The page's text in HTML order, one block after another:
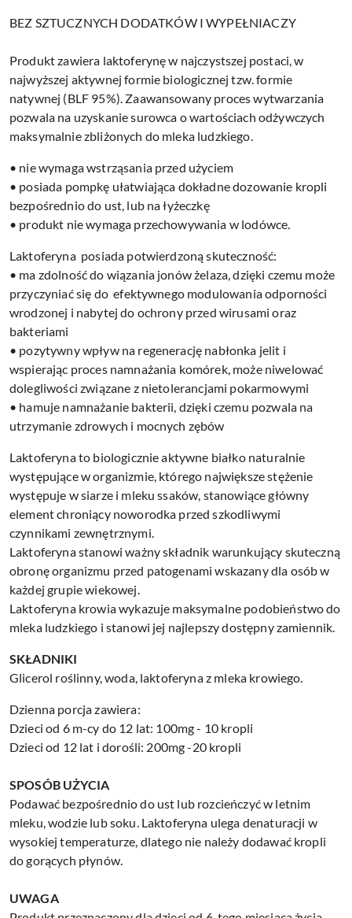
BEZ SZTUCZNYCH DODATKÓW I WYPEŁNIACZY
Produkt zawiera laktoferynę w najczystszej postaci, w
najwyższej aktywnej formie biologicznej tzw. formie
natywnej (BLF 95%). Zaawansowany proces wytwarzania
pozwala na uzyskanie surowca o wartościach odżywczych
maksymalnie zbliżonych do mleka ludzkiego.
• nie wymaga wstrząsania przed użyciem
• posiada pompkę ułatwiająca dokładne dozowanie kropli
bezpośrednio do ust, lub na łyżeczkę
• produkt nie wymaga przechowywania w lodówce.
Laktoferyna posiada potwierdzoną skuteczność:
• ma zdolność do wiązania jonów żelaza, dzięki czemu może
przyczyniać się do efektywnego modulowania odporności
wrodzonej i nabytej do ochrony przed wirusami oraz
bakteriami
• pozytywny wpływ na regenerację nabłonka jelit i
wspierając proces namnażania komórek, może niwelować
dolegliwości związane z nietolerancjami pokarmowymi
• hamuje namnażanie bakterii, dzięki czemu pozwala na
utrzymanie zdrowych i mocnych zębów
Laktoferyna to biologicznie aktywne białko naturalnie
występujące w organizmie, którego największe stężenie
występuje w siarze i mleku ssaków, stanowiące główny
element chroniący noworodka przed szkodliwymi
czynnikami zewnętrznymi.
Laktoferyna stanowi ważny składnik warunkujący skuteczną
obronę organizmu przed patogenami wskazany dla osób w
każdej grupie wiekowej.
Laktoferyna krowia wykazuje maksymalne podobieństwo do
mleka ludzkiego i stanowi jej najlepszy dostępny zamiennik.
SKŁADNIKI
Glicerol roślinny, woda, laktoferyna z mleka krowiego.
Dzienna porcja zawiera:
Dzieci od 6 m-cy do 12 lat: 100mg - 10 kropli
Dzieci od 12 lat i dorośli: 200mg -20 kropli
SPOSÓB UŻYCIA
Podawać bezpośrednio do ust lub rozcieńczyć w letnim
mleku, wodzie lub soku. Laktoferyna ulega denaturacji w
wysokiej temperaturze, dlatego nie należy dodawać kropli
do gorących płynów.
UWAGA